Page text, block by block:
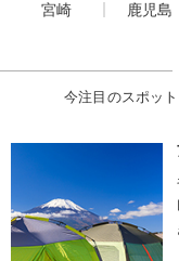
宮崎
鹿児島
今注目のスポッ